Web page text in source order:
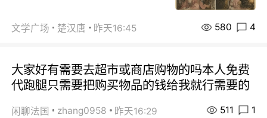
文学广场 楚汉唐 昨天16:45 580 4
大家好有需要去超市或商店购物的吗本人免费
代跑腿只需要把购买物品的钱给我就行需要的
闲聊法国 zhang0958 昨天16:29 511 1